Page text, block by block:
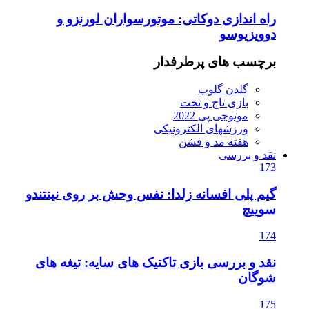
لورنزو و
نفس وحش بر روی نینتندو
های سایه: تیغه های